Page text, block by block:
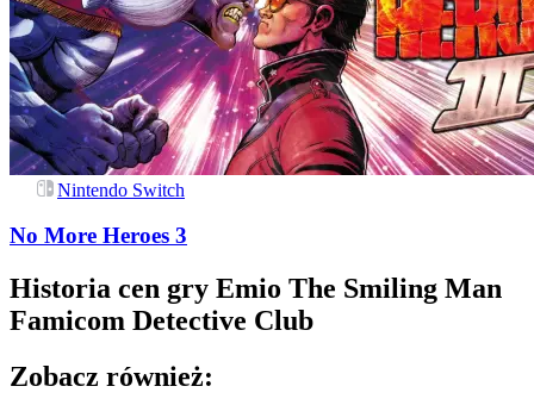
Nintendo Switch
No More Heroes 3
Historia cen gry Emio The Smiling Man
Famicom Detective Club
Zobacz również: